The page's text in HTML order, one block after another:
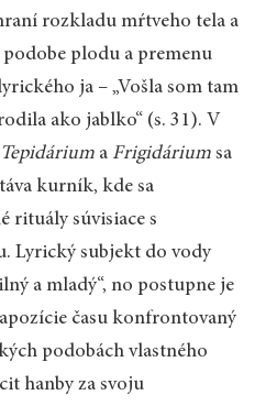
rozkladu mŕtveho tela a
plodu a premenu
ja – „Vošla som tam
ako jablko“ (s. 31). V
a Frigidárium sa
kurník, kde sa
rituály súvisiace s
Lyrický subjekt do vody
a mladý“, no postupne je
času konfrontovaný
podobách vlastného
hanby za svoju